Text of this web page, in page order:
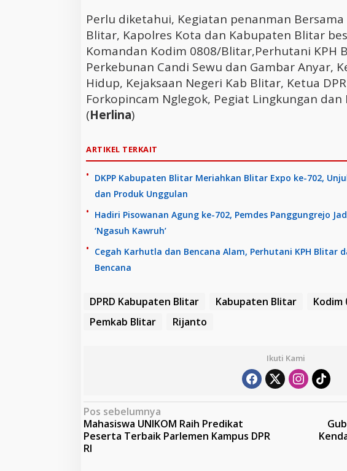
Perlu diketahui, Kegiatan penanman
Blitar, Kapolres Kota dan Kabupaten Blitar
Komandan Kodim 0808/Blitar,Perhutani KPH
Perkebunan Candi Sewu dan Gambar Anyar,
Hidup, Kejaksaan Negeri Kab Blitar, Ketua
Forkopincam Nglegok, Pegiat Lingkungan dan
(Herlina)
ARTIKEL TERKAIT
DKPP Kabupaten Blitar Meriahkan Blitar Expo ke-702,
dan Produk Unggulan
Hadiri Pisowanan Agung ke-702, Pemdes Panggungrejo
‘Ngasuh Kawruh’
Cegah Karhutla dan Bencana Alam, Perhutani KPH Blitar
Bencana
DPRD Kabupaten Blitar Kabupaten Blitar Kodim
Pemkab Blitar
Rijanto
Ikuti Kami
N
a
v
Pos sebelumnya
Mahasiswa UNIKOM Raih Predikat
Peserta Terbaik Parlemen Kampus DPR
RI